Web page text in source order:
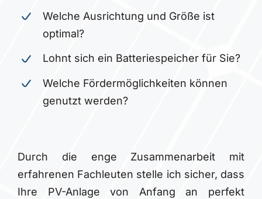
Welche Ausrichtung und Größe ist
optimal?
Lohnt sich ein Batteriespeicher für Sie?
Welche Fördermöglichkeiten können
genutzt werden?
Durch die enge Zusammenarbeit mit
erfahrenen Fachleuten stelle ich sicher, dass
Ihre PV-Anlage von Anfang an perfekt